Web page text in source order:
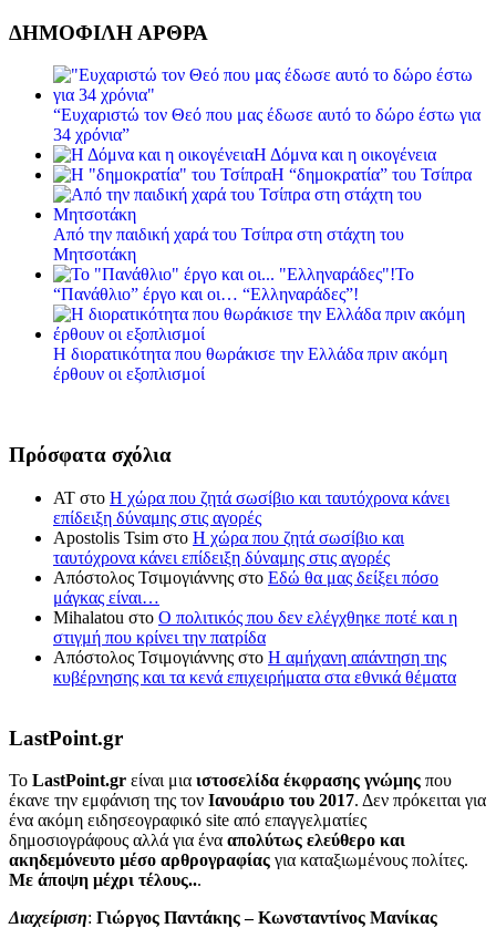
ΔΗΜΟΦΙΛΗ ΑΡΘΡΑ
“Ευχαριστώ τον Θεό που μας έδωσε αυτό το δώρο έστω για
34 χρόνια”
Η Δόμνα και η οικογένεια
Η “δημοκρατία” του Τσίπρα
Από την παιδική χαρά του Τσίπρα στη στάχτη του
Μητσοτάκη
Το
“Πανάθλιο” έργο και οι… “Ελληναράδες”!
Η διορατικότητα που θωράκισε την Ελλάδα πριν ακόμη
έρθουν οι εξοπλισμοί
Πρόσφατα σχόλια
ΑΤ στο Η χώρα που ζητά σωσίβιο και ταυτόχρονα κάνει
επίδειξη δύναμης στις αγορές
Apostolis Tsim στο Η χώρα που ζητά σωσίβιο και
ταυτόχρονα κάνει επίδειξη δύναμης στις αγορές
Απόστολος Τσιμογιάννης στο Εδώ θα μας δείξει πόσο
μάγκας είναι…
Mihalatou στο Ο πολιτικός που δεν ελέγχθηκε ποτέ και η
στιγμή που κρίνει την πατρίδα
Απόστολος Τσιμογιάννης στο Η αμήχανη απάντηση της
κυβέρνησης και τα κενά επιχειρήματα στα εθνικά θέματα
LastPoint.gr
To LastPoint.gr είναι μια ιστοσελίδα έκφρασης γνώμης που
έκανε την εμφάνιση της τον Ιανουάριο του 2017. Δεν πρόκειται για
ένα ακόμη ειδησεογραφικό site από επαγγελματίες
δημοσιογράφους αλλά για ένα απολύτως ελεύθερο και
ακηδεμόνευτο μέσο αρθρογραφίας για καταξιωμένους πολίτες.
Με άποψη μέχρι τέλους...
Διαχείριση: Γιώργος Παντάκης – Κωνσταντίνος Μανίκας